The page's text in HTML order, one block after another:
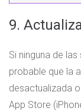
9.
Si ninguna de
probable que la
desactualizada
App Store